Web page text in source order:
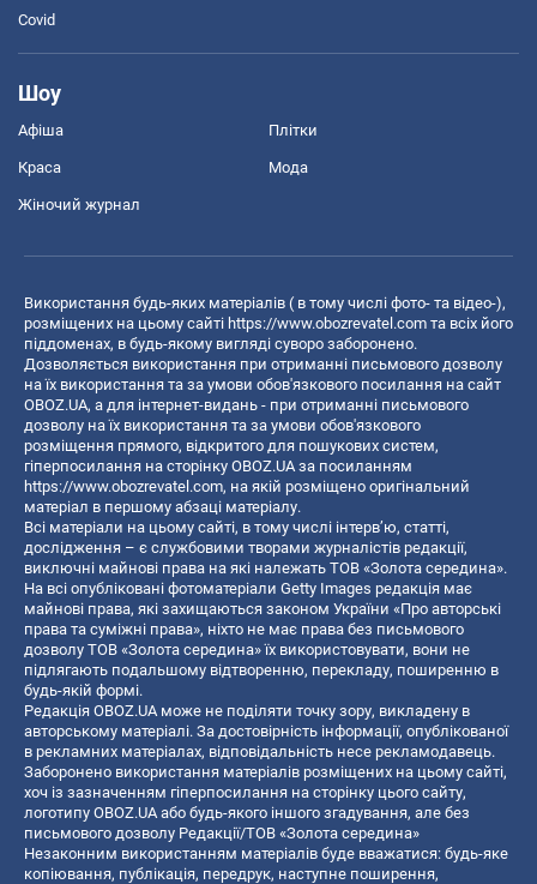
Covid
Шоу
Афіша Плітки
Краса Мода
Жіночий журнал
Використання будь-яких матеріалів ( в тому числі фото- та відео-),
розміщених на цьому сайті https://www.obozrevatel.com та всіх його
піддоменах, в будь-якому вигляді суворо заборонено.
Дозволяється використання при отриманні письмового дозволу
на їх використання та за умови обов'язкового посилання на сайт
OBOZ.UA, а для інтернет-видань - при отриманні письмового
дозволу на їх використання та за умови обов'язкового
розміщення прямого, відкритого для пошукових систем,
гіперпосилання на сторінку OBOZ.UA за посиланням
https://www.obozrevatel.com, на якій розміщено оригінальний
матеріал в першому абзаці матеріалу.
Всі матеріали на цьому сайті, в тому числі інтерв’ю, статті,
дослідження – є службовими творами журналістів редакції,
виключні майнові права на які належать ТОВ «Золота середина».
На всі опубліковані фотоматеріали Getty Images редакція має
майнові права, які захищаються законом України «Про авторські
права та суміжні права», ніхто не має права без письмового
дозволу ТОВ «Золота середина» їх використовувати, вони не
підлягають подальшому відтворенню, перекладу, поширенню в
будь-якій формі.
Редакція OBOZ.UA може не поділяти точку зору, викладену в
авторському матеріалі. За достовірність інформації, опублікованої
в рекламних матеріалах, відповідальність несе рекламодавець.
Заборонено використання матеріалів розміщених на цьому сайті,
хоч із зазначенням гіперпосилання на сторінку цього сайту,
логотипу OBOZ.UA або будь-якого іншого згадування, але без
письмового дозволу Редакції/ТОВ «Золота середина»
Незаконним використанням матеріалів буде вважатися: будь-яке
копiювання, публiкацiя, передрук, наступне поширення,